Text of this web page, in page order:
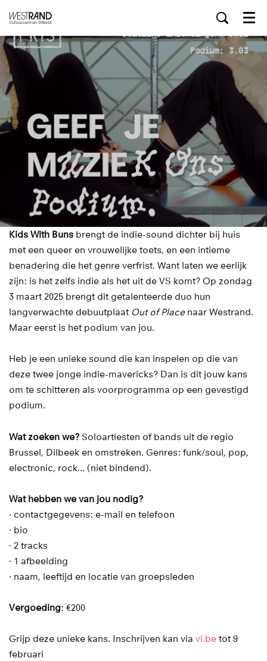
Menu
Kids With Buns brengt de indie-sound dichter bij huis
met een queer en vrouwelijke toets, en een intieme
benadering die het genre verfrist. Want laten we eerlijk
zijn: is het zelfs indie als het uit de VS komt? Op zondag
3 maart 2025 brengt dit getalenteerde duo hun
langverwachte debuutplaat Out of Placenaar Westrand.
Maar eerst is het podium van jou.
Heb je een unieke sound die kan inspelen op die van
deze twee jonge indie-mavericks? Dan is dit jouw kans
om te schitteren als voorprogramma op een gevestigd
podium.
Wat zoeken we? Soloartiesten of bands uit de regio
Brussel, Dilbeek en omstreken. Genres: funk/soul, pop,
electronic, rock… (niet bindend).
Wat hebben we van jou nodig?
· contactgegevens: e-mail en telefoon
· bio
· 2 tracks
· 1 afbeelding
· naam, leeftijd en locatie van groepsleden
Vergoeding: €200
Grijp deze unieke kans. Inschrijven kan via vi.be tot 9
februari